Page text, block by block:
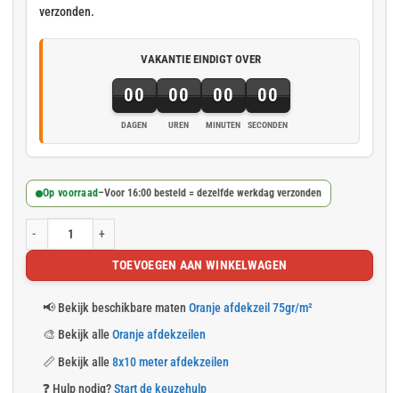
verzonden.
VAKANTIE EINDIGT OVER
00
DAGEN
00
UREN
00
MINUTEN
00
SECONDEN
Op voorraad –Voor 16:00 besteld = dezelfde werkdag verzonden
Oranje afdekzeil 8x10m 75gr/m² (verp. 3st.) aantal
TOEVOEGEN AAN WINKELWAGEN
📢 Bekijk beschikbare maten Oranje afdekzeil 75gr/m²
🎨 Bekijk alleOranje afdekzeilen
📏 Bekijk alle 8x10 meter afdekzeilen
❓ Hulp nodig? Start de keuzehulp